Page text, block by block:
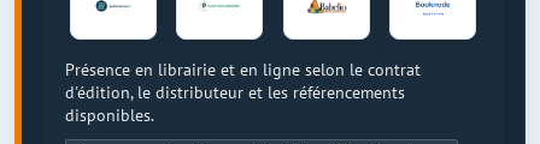
Présence en librairie et en ligne selon le contrat
d'édition, le distributeur et les référencements
disponibles.